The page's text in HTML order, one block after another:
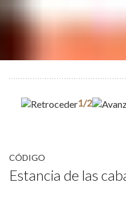
1/2
CÓDIGO
Estancia de las